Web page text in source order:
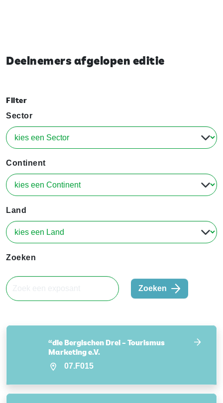
Deelnemers afgelopen editie
Filter
Sector
Continent
Land
Zoeken
Zoeken
“die Bergischen Drei – Tourismus
Marketing e.V.
07.F015